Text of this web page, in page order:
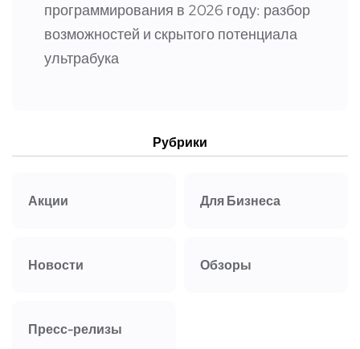
программирования в 2026 году: разбор
возможностей и скрытого потенциала
ультрабука
Рубрики
Акции Для Бизнеса
Новости Обзоры
Пресс-релизы